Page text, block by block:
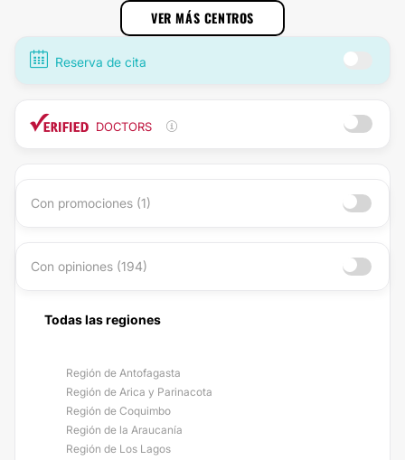
VER MÁS CENTROS
Reserva de cita
DOCTORS
Con promociones (1)
Con opiniones (194)
Todas las regiones
Región de Antofagasta
Región de Arica y Parinacota
Región de Coquimbo
Región de la Araucanía
Región de Los Lagos